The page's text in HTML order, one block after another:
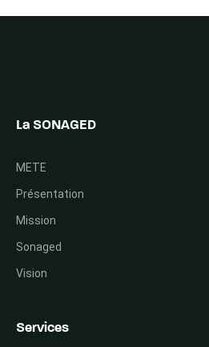
La SONAGED
METE
Présentation
Mission
Sonaged
Vision
Services